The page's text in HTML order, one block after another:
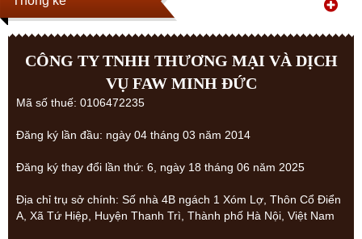
CÔNG TY TNHH THƯƠNG MẠI VÀ DỊCH
VỤ FAW MINH ĐỨC
Mã số thuế: 0106472235
Đăng ký lần đầu: ngày 04 tháng 03 năm 2014
Đăng ký thay đổi lần thứ: 6, ngày 18 tháng 06 năm 2025
Địa chỉ trụ sở chính: Số nhà 4B ngách 1 Xóm Lợ, Thôn Cổ Điển
A, Xã Tứ Hiệp, Huyện Thanh Trì, Thành phố Hà Nội, Việt Nam